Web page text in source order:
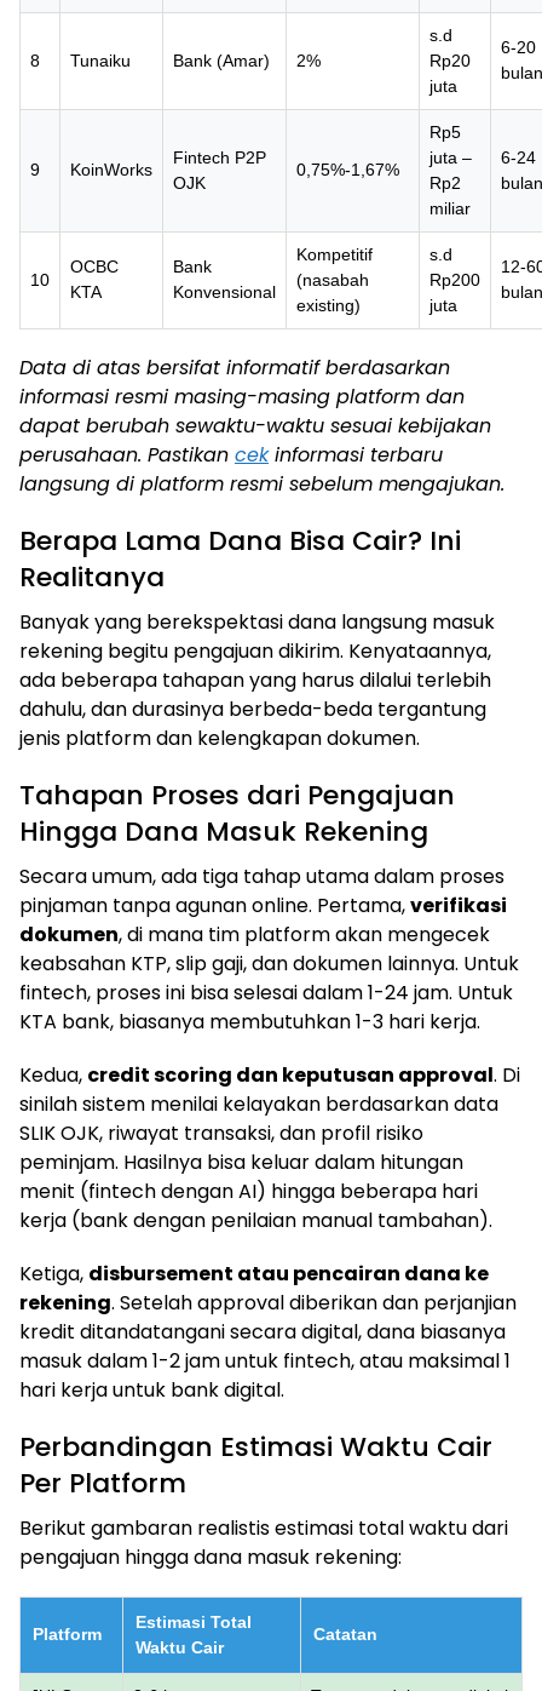
8 Tunaiku Bank (Amar) 2%
s.d
Rp20
juta
6-20
bulan
9 KoinWorks
Fintech P2P
OJK
0,75%-1,67%
Rp5
juta –
Rp2
miliar
6-24
bulan
10
OCBC
KTA
Bank
Konvensional
Kompetitif
(nasabah
existing)
s.d
Rp200
juta
12-
bulan
Data di atas bersifat informatif berdasarkan
informasi resmi masing-masing platform dan
dapat berubah sewaktu-waktu sesuai kebijakan
perusahaan. Pastikan cekinformasi terbaru
langsung di platform resmi sebelum mengajukan.
Berapa Lama Dana Bisa Cair? Ini
Realitanya
Banyak yang berekspektasi dana langsung masuk
rekening begitu pengajuan dikirim. Kenyataannya,
ada beberapa tahapan yang harus dilalui terlebih
dahulu, dan durasinya berbeda-beda tergantung
jenis platform dan kelengkapan dokumen.
Tahapan Proses dari Pengajuan
Hingga Dana Masuk Rekening
Secara umum, ada tiga tahap utama dalam proses
pinjaman tanpa agunan online. Pertama,verifikasi
dokumen, di mana tim platform akan mengecek
keabsahan KTP, slip gaji, dan dokumen lainnya. Untuk
fintech, proses ini bisa selesai dalam 1-24 jam. Untuk
KTA bank, biasanya membutuhkan 1-3 hari kerja.
Kedua, credit scoring dan keputusan approval. Di
sinilah sistem menilai kelayakan berdasarkan data
SLIK OJK, riwayat transaksi, dan profil risiko
peminjam. Hasilnya bisa keluar dalam hitungan
menit (fintech dengan AI) hingga beberapa hari
kerja (bank dengan penilaian manual tambahan).
Ketiga, disbursement atau pencairan dana ke
rekening. Setelah approval diberikan dan perjanjian
kredit ditandatangani secara digital, dana biasanya
masuk dalam 1-2 jam untuk fintech, atau maksimal 1
hari kerja untuk bank digital.
Perbandingan Estimasi Waktu Cair
Per Platform
Berikut gambaran realistis estimasi total waktu dari
pengajuan hingga dana masuk rekening:
Platform
Estimasi Total
Waktu Cair
Catatan